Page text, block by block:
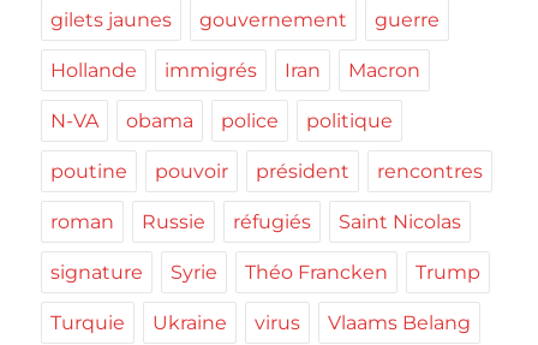
gilets jaunes gouvernement guerre
Hollande immigrés Iran Macron
N-VA obama police politique
poutine pouvoir président rencontres
roman Russie réfugiés Saint Nicolas
signature Syrie Théo Francken Trump
Turquie Ukraine virus Vlaams Belang